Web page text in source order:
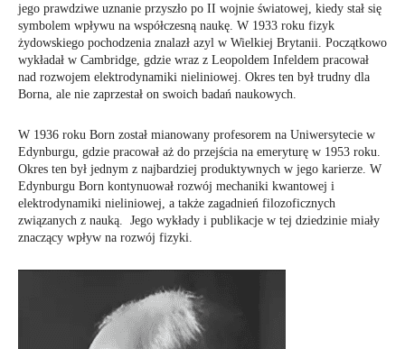
jego prawdziwe uznanie przyszło po II wojnie światowej, kiedy stał się
symbolem wpływu na współczesną naukę. W 1933 roku fizyk
żydowskiego pochodzenia znalazł azyl w Wielkiej Brytanii. Początkowo
wykładał w Cambridge, gdzie wraz z Leopoldem Infeldem pracował
nad rozwojem elektrodynamiki nieliniowej. Okres ten był trudny dla
Borna, ale nie zaprzestał on swoich badań naukowych.
W 1936 roku Born został mianowany profesorem na Uniwersytecie w
Edynburgu, gdzie pracował aż do przejścia na emeryturę w 1953 roku.
Okres ten był jednym z najbardziej produktywnych w jego karierze. W
Edynburgu Born kontynuował rozwój mechaniki kwantowej i
elektrodynamiki nieliniowej, a także zagadnień filozoficznych
związanych z nauką. Jego wykłady i publikacje w tej dziedzinie miały
znaczący wpływ na rozwój fizyki.